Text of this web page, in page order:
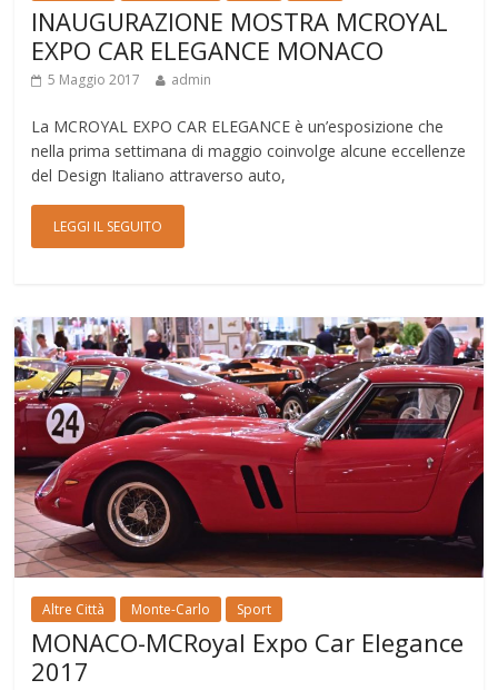
INAUGURAZIONE MOSTRA MCROYAL
EXPO CAR ELEGANCE MONACO
5 Maggio 2017 admin
La MCROYAL EXPO CAR ELEGANCE è un’esposizione che
nella prima settimana di maggio coinvolge alcune eccellenze
del Design Italiano attraverso auto,
LEGGI IL SEGUITO
Altre Città Monte-Carlo Sport
MONACO-MCRoyal Expo Car Elegance
2017